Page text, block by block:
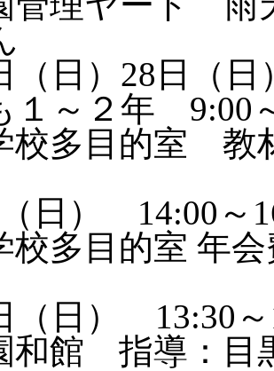
（日）28日（
１～２年 9:00
校多目的室 教
日） 14:00～
校多目的室 年会
（日） 13:30～
和館 指導：目